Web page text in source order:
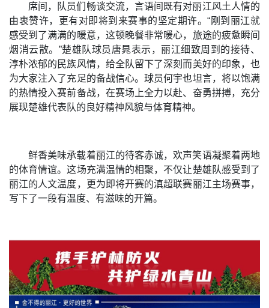
席间，队员们畅谈交流，言语间既有对丽江风土人情的
由衷赞许，更有对即将到来赛事的坚定期许。“刚到丽江就
感受到了满满的暖意，这顿晚餐非常暖心，旅途的疲惫瞬间
烟消云散。”楚雄队球员唐晁表示，丽江细致周到的接待、
淳朴浓郁的民族风情，给全队留下了深刻而美好的印象，也
为大家注入了充足的备战信心。球员何宇也坦言，将以饱满
的热情投入赛前备战，在赛场上全力以赴、奋勇拼搏，充分
展现楚雄代表队的良好精神风貌与体育精神。
鲜香美味承载着丽江的待客赤诚，欢声笑语凝聚着两地
的体育情谊。这场充满温情的相聚，不仅让楚雄队感受到了
丽江的人文温度，更为即将开赛的滇超联赛丽江主场赛事，
写下了一段有温度、有滋味的开篇。